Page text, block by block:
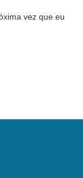
vez que eu